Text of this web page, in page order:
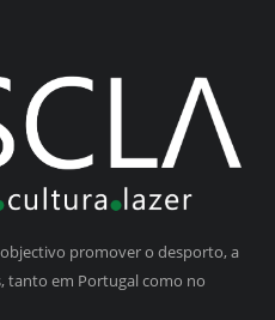
promover o desporto, a
tanto em Portugal como no